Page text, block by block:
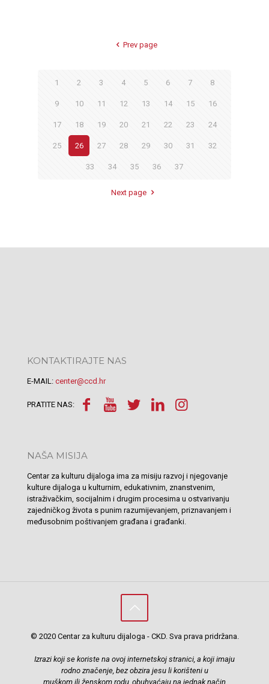
Prev page
1 2 3 4 5 6 7 8
9 10 11 12 13 14 15 16
17 18 19 20 21 22 23 24
25 26 27 28 29 30 31 32
33 34 35 36 37
Next page
KONTAKTIRAJTE NAS
E-MAIL: center@ccd.hr
PRATITE NAS:
NAŠA MISIJA
Centar za kulturu dijaloga ima za misiju razvoj i njegovanje
kulture dijaloga u kulturnim, edukativnim, znanstvenim,
istraživačkim, socijalnim i drugim procesima u ostvarivanju
zajedničkog života s punim razumijevanjem, priznavanjem i
međusobnim poštivanjem građana i građanki.
© 2020 Centar za kulturu dijaloga - CKD. Sva prava pridržana.
Izrazi koji se koriste na ovoj internetskoj stranici, a koji imaju
rodno značenje, bez obzira jesu li korišteni u
muškom ili ženskom rodu, obuhvaćaju na jednak način